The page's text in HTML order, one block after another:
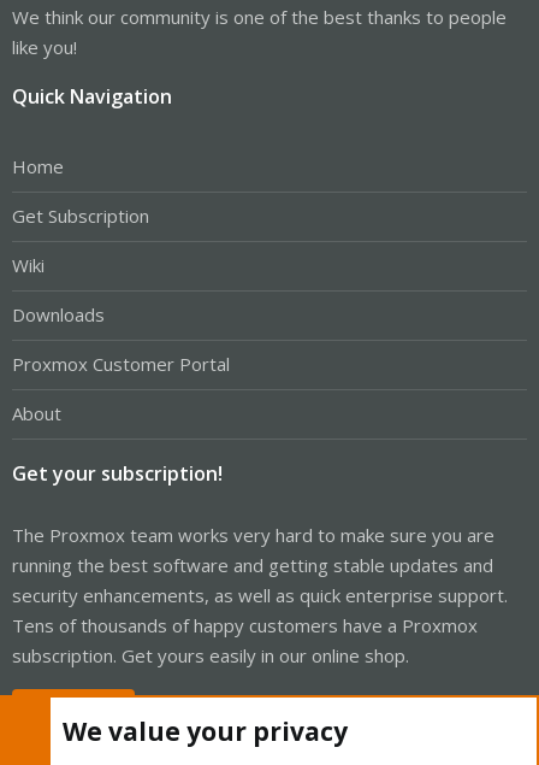
We think our community is one of the best thanks to people
like you!
Quick Navigation
Home
Get Subscription
Wiki
Downloads
Proxmox Customer Portal
About
Get your subscription!
The Proxmox team works very hard to make sure you are
running the best software and getting stable updates and
security enhancements, as well as quick enterprise support.
Tens of thousands of happy customers have a Proxmox
subscription. Get yours easily in our online shop.
We value your privacy